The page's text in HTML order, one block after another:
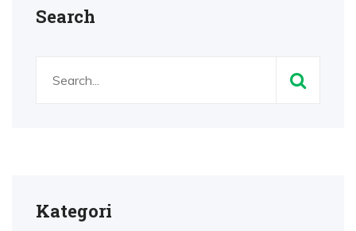
Search
Kategori